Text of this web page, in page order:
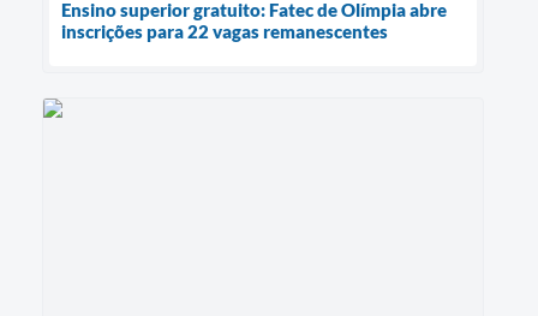
Ensino superior gratuito: Fatec de Olímpia abre
inscrições para 22 vagas remanescentes